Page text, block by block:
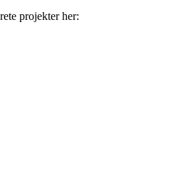
projekter her: